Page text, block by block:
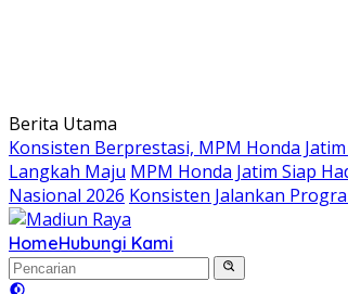
Berita Utama
Konsisten Berprestasi, MPM Honda
Langkah Maju MPM Honda Jatim Siap
Nasional 2026 Konsisten Jalankan
HomeHubungi Kami